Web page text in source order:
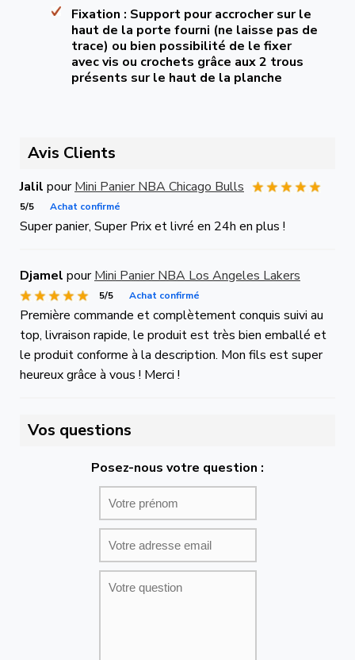
Fixation : Support pour accrocher sur le
haut de la porte fourni (ne laisse pas de
trace) ou bien possibilité de le fixer
avec vis ou crochets grâce aux 2 trous
présents sur le haut de la planche
Avis Clients
Jalil pourMini Panier NBA Chicago Bulls
5/5 Achat confirmé
Super panier, Super Prix et livré en 24h en plus !
Djamel pourMini Panier NBA Los Angeles Lakers
5/5 Achat confirmé
Première commande et complètement conquis suivi au
top, livraison rapide, le produit est très bien emballé et
le produit conforme à la description. Mon fils est super
heureux grâce à vous ! Merci !
Vos questions
Posez-nous votre question :